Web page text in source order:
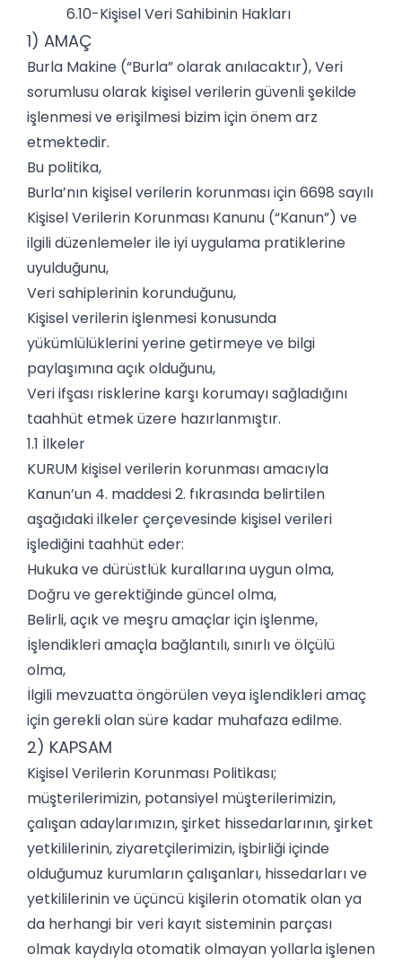
6.10-Kişisel Veri Sahibinin Hakları
1) AMAÇ
Burla Makine (“Burla” olarak anılacaktır), Veri
sorumlusu olarak kişisel verilerin güvenli şekilde
işlenmesi ve erişilmesi bizim için önem arz
etmektedir.
Bu politika,
Burla’nın kişisel verilerin korunması için 6698 sayılı
Kişisel Verilerin Korunması Kanunu (“Kanun”) ve
ilgili düzenlemeler ile iyi uygulama pratiklerine
uyulduğunu,
Veri sahiplerinin korunduğunu,
Kişisel verilerin işlenmesi konusunda
yükümlülüklerini yerine getirmeye ve bilgi
paylaşımına açık olduğunu,
Veri ifşası risklerine karşı korumayı sağladığını
taahhüt etmek üzere hazırlanmıştır.
1.1 İlkeler
KURUM kişisel verilerin korunması amacıyla
Kanun’un 4. maddesi 2. fıkrasında belirtilen
aşağıdaki ilkeler çerçevesinde kişisel verileri
işlediğini taahhüt eder:
Hukuka ve dürüstlük kurallarına uygun olma,
Doğru ve gerektiğinde güncel olma,
Belirli, açık ve meşru amaçlar için işlenme,
İşlendikleri amaçla bağlantılı, sınırlı ve ölçülü
olma,
İlgili mevzuatta öngörülen veya işlendikleri amaç
için gerekli olan süre kadar muhafaza edilme.
2) KAPSAM
Kişisel Verilerin Korunması Politikası;
müşterilerimizin, potansiyel müşterilerimizin,
çalışan adaylarımızın, şirket hissedarlarının, şirket
yetkililerinin, ziyaretçilerimizin, işbirliği içinde
olduğumuz kurumların çalışanları, hissedarları ve
yetkililerinin ve üçüncü kişilerin otomatik olan ya
da herhangi bir veri kayıt sisteminin parçası
olmak kaydıyla otomatik olmayan yollarla işlenen